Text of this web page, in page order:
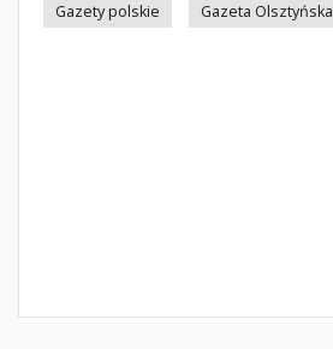
Gazety polskie
Gazeta Olsztyńska